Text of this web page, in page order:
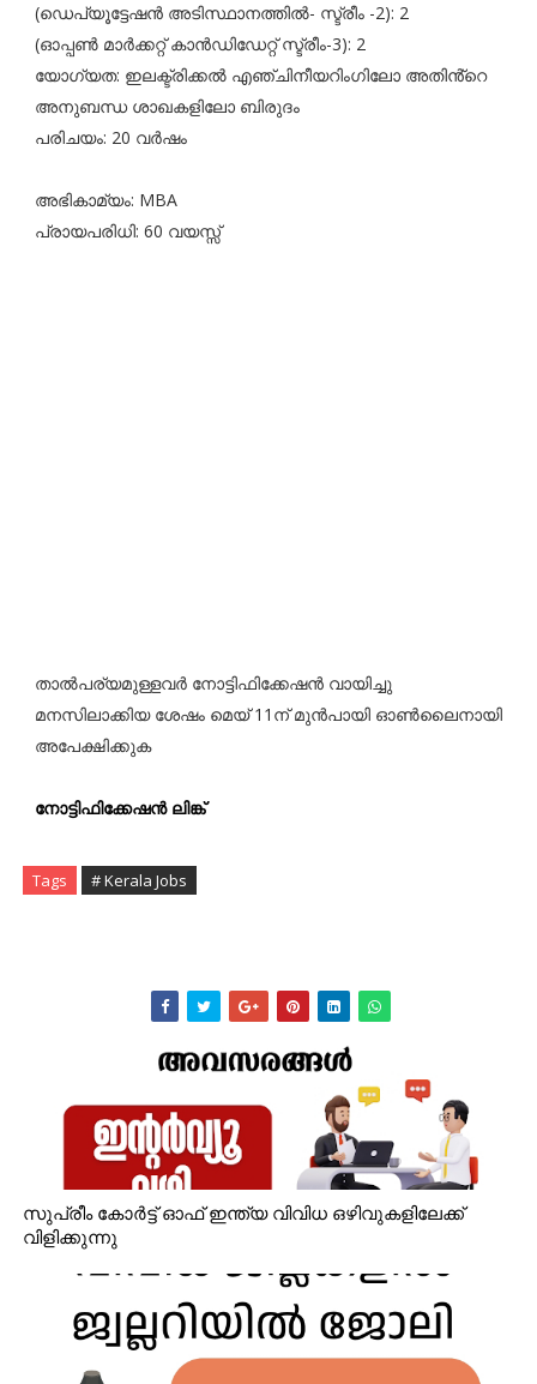
(ഡെപ്യൂട്ടേഷൻ അടിസ്ഥാനത്തിൽ- സ്ട്രീം -2): 2
(ഓപ്പൺ മാർക്കറ്റ് കാൻഡിഡേറ്റ് സ്ട്രീം-3): 2
യോഗ്യത: ഇലക്ട്രിക്കൽ എഞ്ചിനീയറിംഗിലോ അതിൻ്റെ
അനുബന്ധ ശാഖകളിലോ ബിരുദം
പരിചയം: 20 വർഷം
അഭികാമ്യം: MBA
പ്രായപരിധി: 60 വയസ്സ്‌
താൽപര്യമുള്ളവർ നോട്ടിഫിക്കേഷൻ വായിച്ചു
മനസിലാക്കിയ ശേഷം മെയ് 11ന് മുൻപായി ഓൺലൈനായി
അപേക്ഷിക്കുക
നോട്ടിഫിക്കേഷൻ ലിങ്ക്
Tags # Kerala Jobs
സുപ്രീം കോർട്ട് ഓഫ് ഇന്ത്യ വിവിധ ഒഴിവുകളിലേക്ക്
വിളിക്കുന്നു